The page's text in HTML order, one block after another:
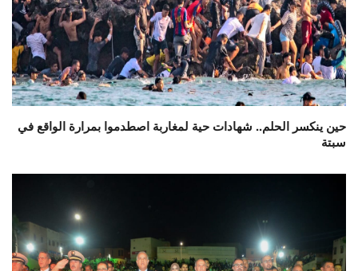
حين ينكسر الحلم.. شهادات حية لمغاربة اصطدموا بمرارة الواقع في
سبتة